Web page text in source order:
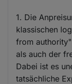
1. Die
klassischen
from
als auch der
Dabei ist es
tatsächliche